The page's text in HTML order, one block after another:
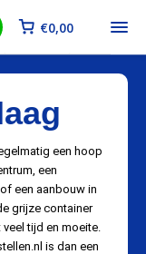
€0,00
een hoop
een
een aanbouw in
grijze container
tijd en moeite.
is dan een